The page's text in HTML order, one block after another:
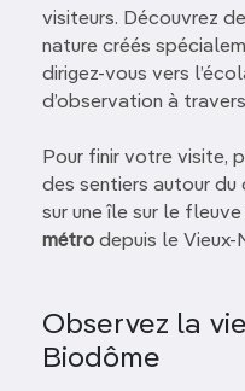
visiteurs. Découvrez
nature créés
dirigez-vous vers
d’observation à
Pour finir votre visite,
des sentiers autour du
sur une île sur le
métro depuis le Vieux-
Observez la
Biodôme